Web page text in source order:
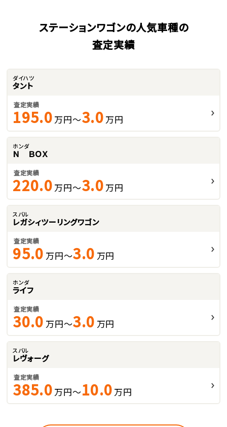
ステーションワゴンの人気車種の
査定実績
ダイハツ
タント
査定実績
195.0 万円～3.0 万円
ホンダ
Ｎ ＢＯＸ
査定実績
220.0 万円～3.0 万円
スバル
レガシィツーリングワゴン
査定実績
95.0 万円～3.0 万円
ホンダ
ライフ
査定実績
30.0 万円～3.0 万円
スバル
レヴォーグ
査定実績
385.0 万円～10.0 万円